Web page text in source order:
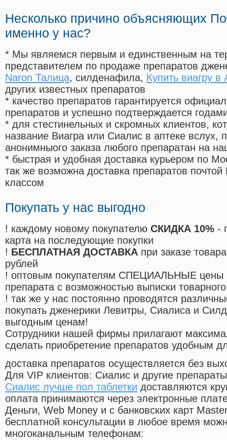
Несколько причино объясняющих
именно у нас?
* Мы являемся первым и единственным на
представителем по продаже препаратов
Naron Талица, силденафила, Купить виагру в
других известных препаратов
* качество препаратов гарантируется
препаратов и успешно подтверждается
* для стестинельных и скромных клиентов,
название Виагра или Сиалис в аптеке вслух,
анонимныого заказа любого препаратан на
* быстрая и удобная доставка курьером по
так же возможна доставка препаратов
классом
Покупать у нас выгодно
! каждому новому покупателю СКИДКА 10% -
карта на последующие покупки
! БЕСПЛАТНАЯ ДОСТАВКА при заказе
рублей
! оптовым покупателям СПЕЦИАЛЬНЫЕ цены
препарата с возможностью выписки
! так же у нас постоянно проводятся
покупать дженерики Левитры, Сиалиса и
выгодным ценам!
Cотрудники нашей фирмы прилагают
сделать приобретение препаратов удобным
доставка препаратов осуществляется без
Для VIP клиентов: Сиалис и другие
Сиалис лучше пол таблетки доставляются
оплата принимаются через электронные
Деньги, Web Money и с банковских карт
бесплатной консультации в любое время
многоканальным телефонам: